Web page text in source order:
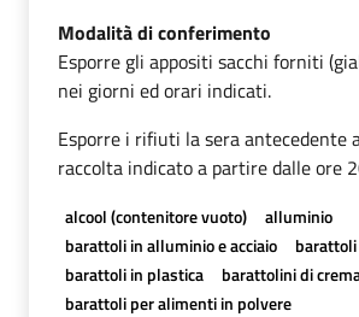
Modalità di conferimento
Esporre gli appositi sacchi forniti
nei giorni ed orari indicati.
Esporre i rifiuti la sera antecedente
raccolta indicato a partire dalle ore
alcool (contenitore vuoto)
alluminio
barattoli in alluminio e acciaio
barattoli in plastica
barattolini di
barattoli per alimenti in polvere